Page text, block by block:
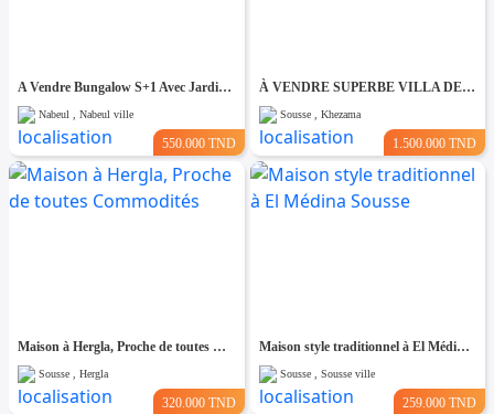
A Vendre Bungalow S+1 Avec Jardin à Club Farah, Nabeul
Nabeul , Nabeul ville
550.000 TND
À VENDRE SUPERBE VILLA DE 760 m² À KHZEMA OUEST
Sousse , Khezama
1.500.000 TND
Maison à Hergla, Proche de toutes Commodités
Sousse , Hergla
320.000 TND
Maison style traditionnel à El Médina Sousse
Sousse , Sousse ville
259.000 TND